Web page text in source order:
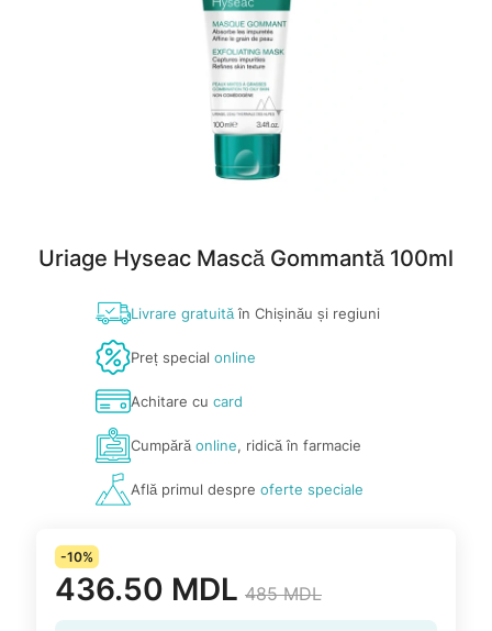
Uriage Hyseac Mască Gommantă 100ml
Livrare gratuităîn Chișinău și regiuni
Preț special online
Achitare cu card
Cumpărăonline, ridică în farmacie
Află primul despre oferte speciale
-10%
436.50 MDL 485 MDL